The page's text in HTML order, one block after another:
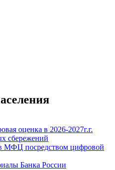
оценка в 2026-2027г.г.
сбережений
МФЦ посредством цифровой
Банка России